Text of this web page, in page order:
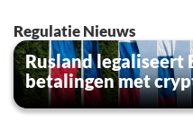
Regulatie Nieuws
Rusland
betalingen met